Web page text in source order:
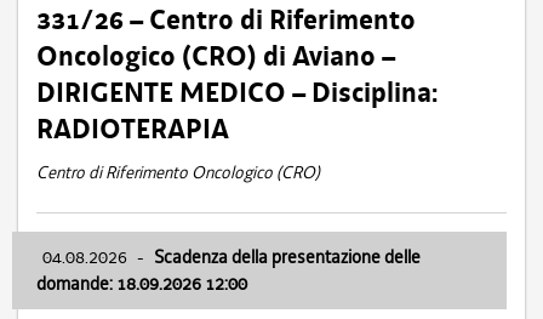
331/26 – Centro di Riferimento
Oncologico (CRO) di Aviano –
DIRIGENTE MEDICO – Disciplina:
RADIOTERAPIA
Centro di Riferimento Oncologico (CRO)
04.08.2026 - Scadenza della presentazione delle
domande: 18.09.2026 12:00